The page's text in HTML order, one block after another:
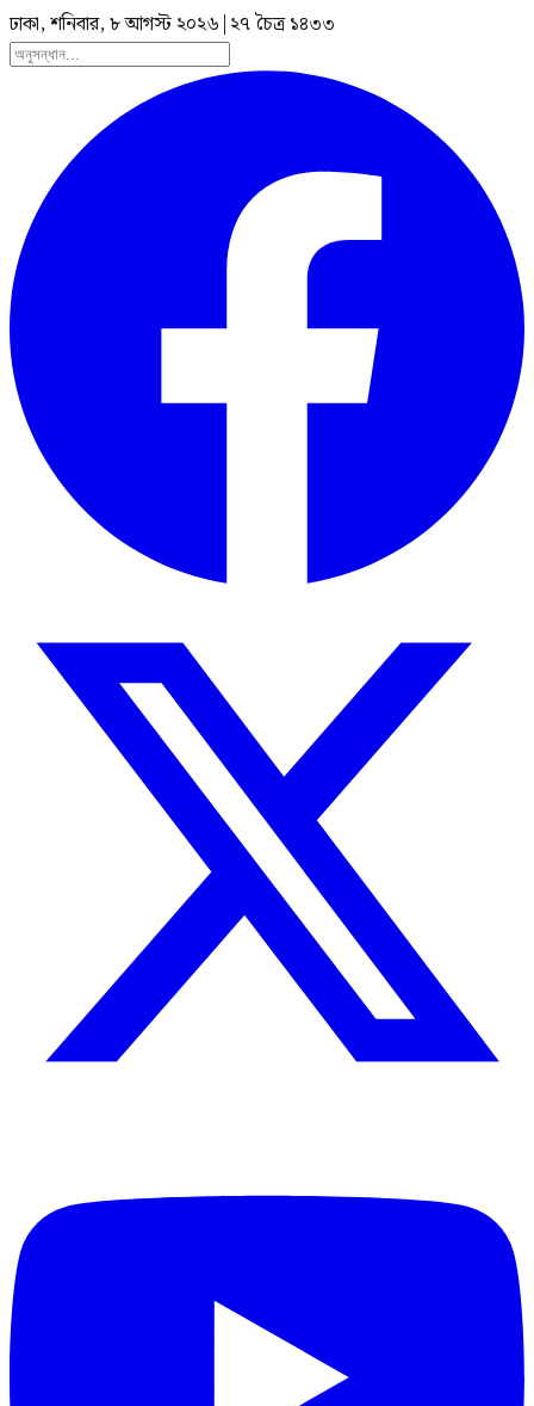
ঢাকা, শনিবার, ৮ আগস্ট ২০২৬ | ২৭ চৈত্র ১৪৩৩